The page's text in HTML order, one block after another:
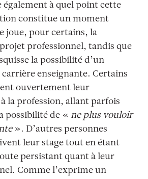
également à quel point cette
constitue un moment
joue, pour certains, la
professionnel, tandis que
la possibilité d’un
enseignante. Certains
ouvertement leur
la profession, allant parfois
possibilité de « ne plus vouloir
e». D’autres personnes
leur stage tout en étant
persistant quant à leur
Comme l’exprime un